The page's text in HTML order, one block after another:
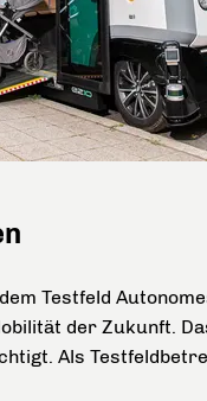
Testfeld
der Zukunft.
Als